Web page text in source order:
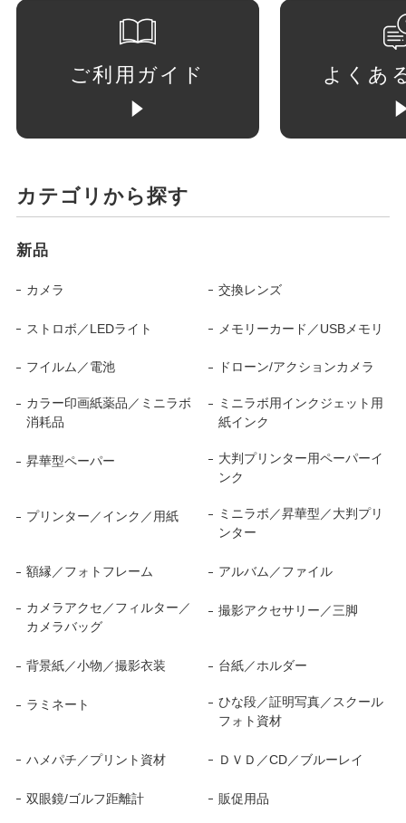
ご利用ガイド よくあ
カテゴリから探す
新品
カメラ 交換レンズ
ストロボ／LEDライト メモリーカード／USBメモリ
フイルム／電池 ドローン/アクションカメラ
カラー印画紙薬品／ミニラボ
消耗品
ミニラボ用インクジェット用
紙インク
昇華型ペーパー
大判プリンター用ペーパーイ
ンク
プリンター／インク／用紙
ミニラボ／昇華型／大判プリ
ンター
額縁／フォトフレーム アルバム／ファイル
カメラアクセ／フィルター／
カメラバッグ
撮影アクセサリー／三脚
背景紙／小物／撮影衣装 台紙／ホルダー
ラミネート
ひな段／証明写真／スクール
フォト資材
ハメパチ／プリント資材 ＤＶＤ／CD／ブルーレイ
双眼鏡/ゴルフ距離計 販促用品